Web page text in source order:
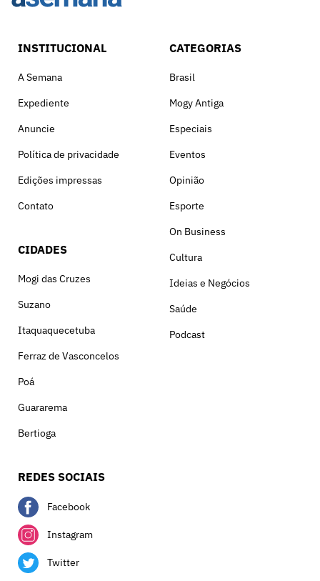
INSTITUCIONAL
A Semana
Expediente
Anuncie
Política de privacidade
Edições impressas
Contato
CIDADES
Mogi das Cruzes
Suzano
Itaquaquecetuba
Ferraz de Vasconcelos
Poá
Guararema
Bertioga
CATEGORIAS
Brasil
Mogy Antiga
Especiais
Eventos
Opinião
Esporte
On Business
Cultura
Ideias e Negócios
Saúde
Podcast
REDES SOCIAIS
Facebook
Instagram
Twitter